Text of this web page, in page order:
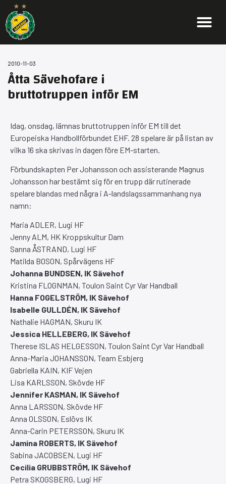
2010-11-03
Åtta Sävehofare i
bruttotruppen inför EM
Idag, onsdag, lämnas bruttotruppen inför EM till det
Europeiska Handbollförbundet EHF. 28 spelare är på listan av
vilka 16 ska skrivas in dagen före EM-starten.
Förbundskapten Per Johansson och assisterande Magnus
Johansson har bestämt sig för en trupp där rutinerade
spelare blandas med några i A-landslagssammanhang nya
namn:
Maria ADLER, Lugi HF
Jenny ALM, HK Kroppskultur Dam
Sanna ÅSTRAND, Lugi HF
Matilda BOSON, Spårvägens HF
Johanna BUNDSEN, IK Sävehof
Kristina FLOGNMAN, Toulon Saint Cyr Var Handball
Hanna FOGELSTRÖM, IK Sävehof
Isabelle GULLDÉN, IK Sävehof
Nathalie HAGMAN, Skuru IK
Jessica HELLEBERG, IK Sävehof
Therese ISLAS HELGESSON, Toulon Saint Cyr Var Handball
Anna-Maria JOHANSSON, Team Esbjerg
Gabriella KAIN, KIF Vejen
Lisa KARLSSON, Skövde HF
Jennifer KASMAN, IK Sävehof
Anna LARSSON, Skövde HF
Anna OLSSON, Eslövs IK
Anna-Carin PETERSSON, Skuru IK
Jamina ROBERTS, IK Sävehof
Sabina JACOBSEN, Lugi HF
Cecilia GRUBBSTRÖM, IK Sävehof
Petra SKOGSBERG, Lugi HF